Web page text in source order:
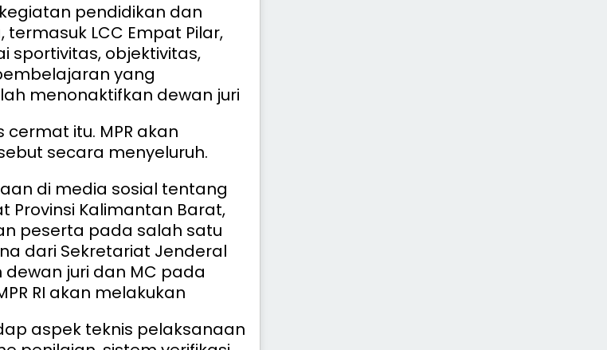
pendidikan dan
LCC Empat Pilar,
sportivitas, objektivitas,
yang
menonaktifkan dewan juri
itu. MPR akan
secara menyeluruh.
di media sosial tentang
Provinsi Kalimantan Barat,
peserta pada salah satu
dari Sekretariat Jenderal
dewan juri dan MC pada
RI akan melakukan
aspek teknis pelaksanaan